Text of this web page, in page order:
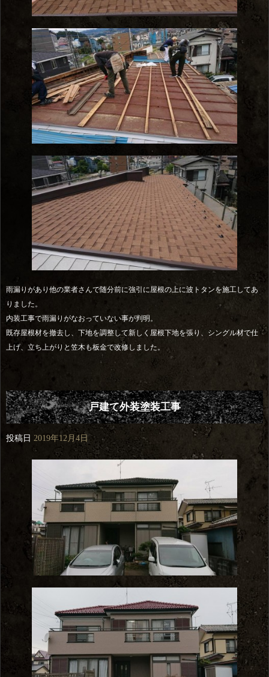
雨漏りがあり他の業者さんで随分前に強引に屋根の上に波トタンを施工してあ
りました。
内装工事で雨漏りがなおっていない事が判明。
既存屋根材を撤去し、下地を調整して新しく屋根下地を張り、シングル材で仕
上げ、立ち上がりと笠木も板金で改修しました。
戸建て外装塗装工事
投稿日 2019年12月4日